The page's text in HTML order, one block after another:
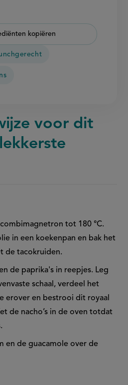
kopiëren
voor dit
tot 180 °C.
in een koekenpan en bak het
de tacokruiden.
de paprika's in reepjes. Leg
schaal, verdeel het
erover en bestrooi dit royaal
de nacho’s in de oven totdat
en de guacamole over de